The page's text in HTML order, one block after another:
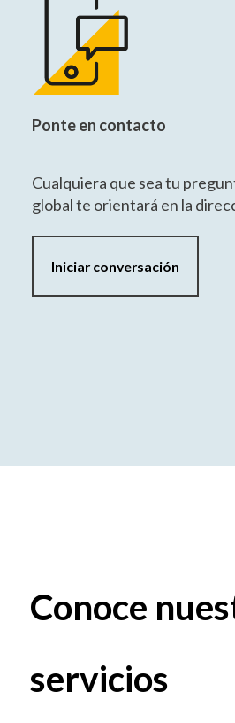
Ponte en contacto
Cualquiera que sea tu
global te orientará en la
Iniciar conversación
Conoce
servicios